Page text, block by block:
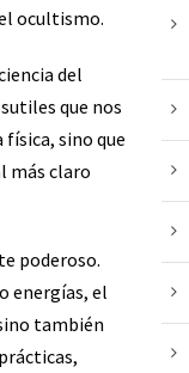
ocultismo.
del
que nos
sino que
más claro
poderoso.
energías, el
también